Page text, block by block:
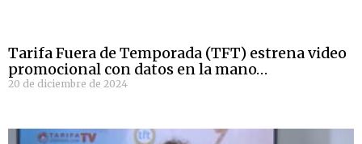
Tarifa Fuera de Temporada (TFT) estrena video
promocional con datos en la mano…
20 de diciembre de 2024